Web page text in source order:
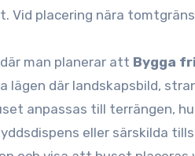
Vid placering nära
man planerar att Bygga
lägen där landskapsbild,
anpassas till terrängen,
eller särskilda